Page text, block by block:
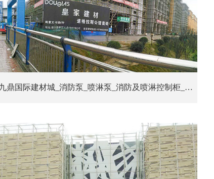
九鼎国际建材城_消防泵_喷淋泵_消防及喷淋控制柜_消防机械应急控制柜_消防稳压给水设备